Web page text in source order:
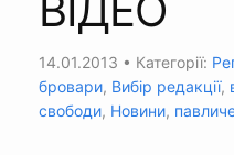
ВІДЕО
14.01.2013 • Категорії:
бровари, Вибір редакції,
свободи, Новини,